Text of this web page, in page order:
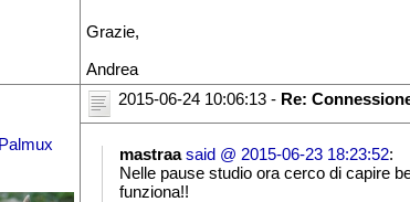
Grazie,
Andrea
2015-06-24 10:06:13 - Re:
mastraa said @ 2015-06-23 18:23:52:
Nelle pause studio ora cerco di capire
funziona!!